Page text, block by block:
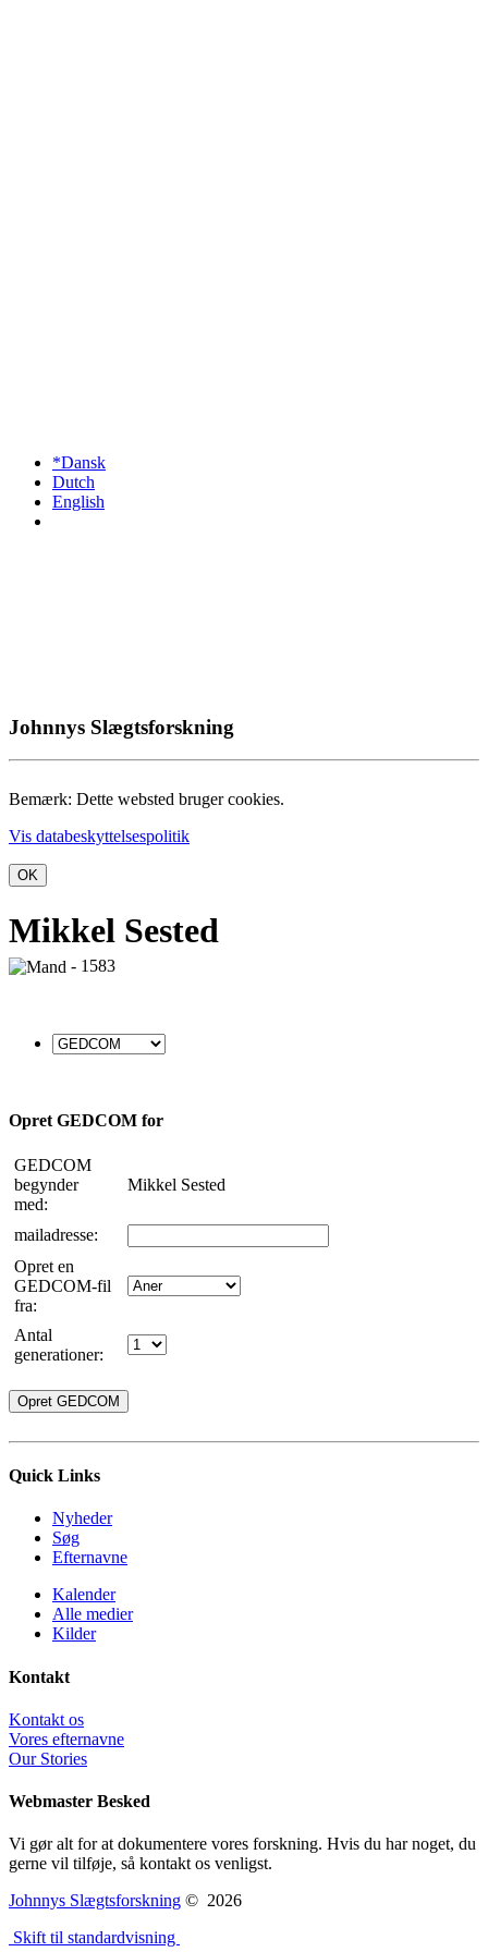
*Dansk
Dutch
English
Johnnys Slægtsforskning
Bemærk: Dette websted bruger cookies.
Vis databeskyttelsespolitik
OK
Mikkel Sested
- 1583
Opret GEDCOM for
GEDCOM
begynder
med:
Mikkel Sested
mailadresse:
Opret en
GEDCOM-fil
fra:
Antal
generationer:
Quick Links
Nyheder
Søg
Efternavne
Kalender
Alle medier
Kilder
Kontakt
Kontakt os
Vores efternavne
Our Stories
Webmaster Besked
Vi gør alt for at dokumentere vores forskning. Hvis du har noget, du
gerne vil tilføje, så kontakt os venligst.
Johnnys Slægtsforskning © 2026
Skift til standardvisning